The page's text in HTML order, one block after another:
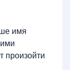
имя
произойти